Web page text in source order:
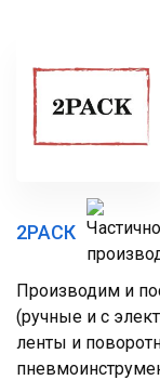
2РАСК
Производим и
(ручные и с
ленты и